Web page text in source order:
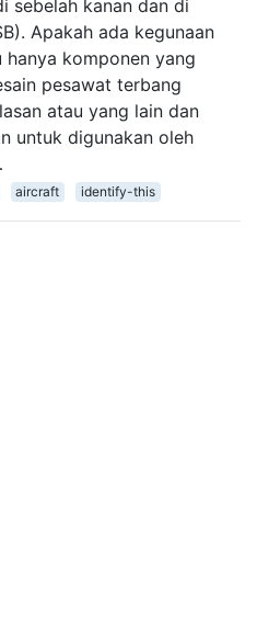
sebelah kanan dan di
Apakah ada kegunaan
komponen yang
pesawat terbang
atau yang lain dan
untuk digunakan oleh
aircraft identify-this